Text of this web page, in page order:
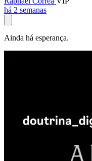
há 2 semanas
Ainda há esperança.